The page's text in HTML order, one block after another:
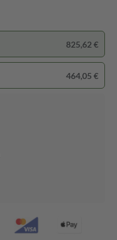
825,62 €
464,05 €